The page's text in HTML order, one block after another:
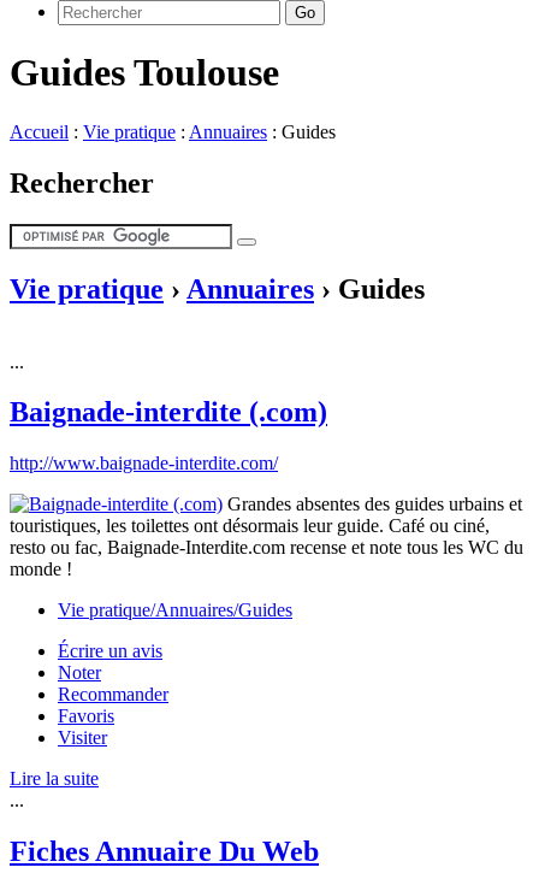
Go
Guides Toulouse
Accueil : Vie pratique : Annuaires : Guides
Rechercher
Vie pratique › Annuaires › Guides
...
Baignade-interdite (.com)
http://www.baignade-interdite.com/
Grandes absentes des guides urbains et
touristiques, les toilettes ont désormais leur guide. Café ou ciné,
resto ou fac, Baignade-Interdite.com recense et note tous les WC du
monde !
Vie pratique/Annuaires/Guides
Écrire un avis
Noter
Recommander
Favoris
Visiter
Lire la suite
...
Fiches Annuaire Du Web